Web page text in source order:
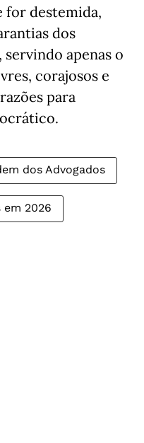
for destemida,
dos
apenas o
corajosos e
para
dos Advogados
2026